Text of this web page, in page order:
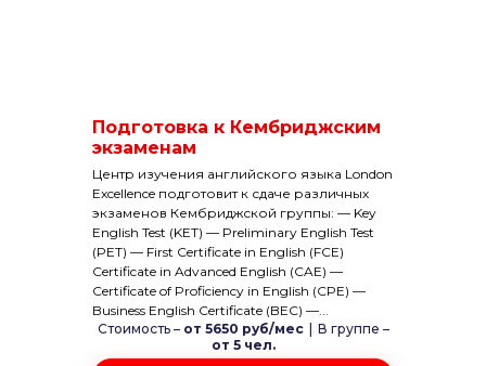
Подготовка к Кембриджским
экзаменам
Центр изучения английского языка London
Excellence подготовит к сдаче различных
экзаменов Кембриджской группы: — Key
English Test (KET) — Preliminary English Test
(PET) — First Certificate in English (FCE)
Certificate in Advanced English (CAE) —
Certificate of Proficiency in English (CPE) —
Business English Certificate (BEC) —...
Стоимость – от 5650 руб/мес
В группе –
от 5 чел.